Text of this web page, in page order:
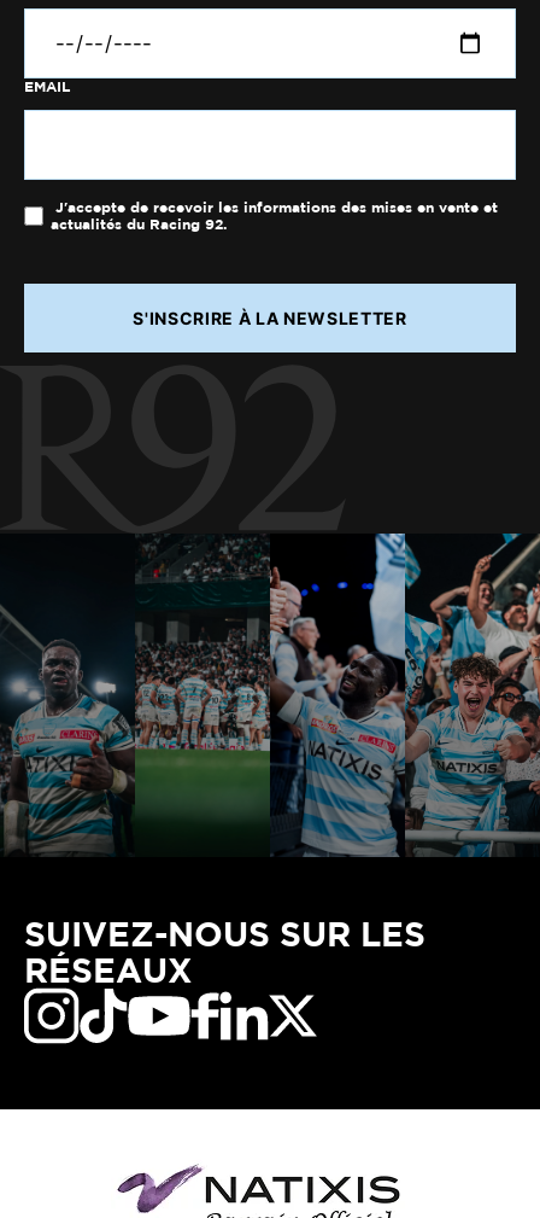
EMAIL
J'accepte de recevoir les informations des mises en vente et
actualités du Racing 92.
S'INSCRIRE À LA NEWSLETTER
SUIVEZ-NOUS SUR LES
RÉSEAUX